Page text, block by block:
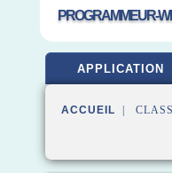
PROGRAMMEUR-
APPLICATION
ACCUEIL |